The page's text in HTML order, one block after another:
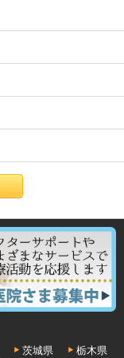
茨城県 栃木県